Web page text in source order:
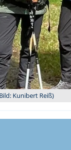
Kunibert Reiß)